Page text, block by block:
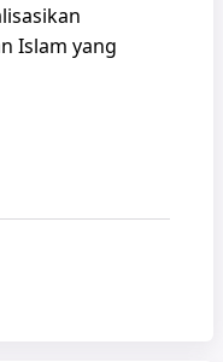
Islam yang